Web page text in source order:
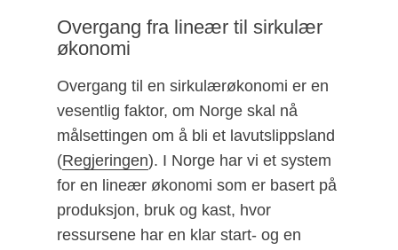
Overgang fra lineær til sirkulær
økonomi
Overgang til en sirkulærøkonomi er en
vesentlig faktor, om Norge skal nå
målsettingen om å bli et lavutslippsland
(Regjeringen). I Norge har vi et system
for en lineær økonomi som er basert på
produksjon, bruk og kast, hvor
ressursene har en klar start- og en